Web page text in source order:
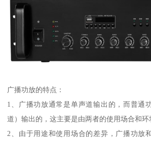
广播功放的特点：
1、广播功放通常是单声道输出的，而普通
道）输出的，这主要是由两者的使用场合和环
2、由于用途和使用场合的差异，广播功放